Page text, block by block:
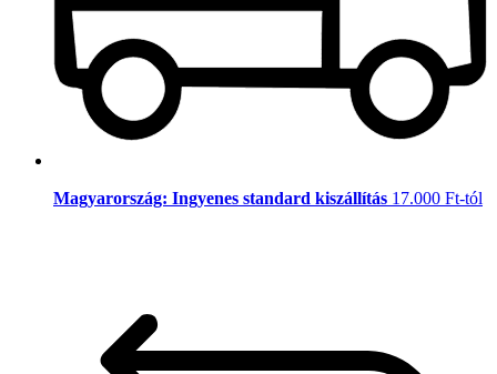
Magyarország: Ingyenes standard kiszállítás 17.000 Ft-tól